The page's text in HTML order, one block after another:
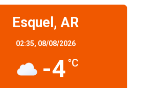
Esquel, AR
02:35, 08/08/2026
-4 °C